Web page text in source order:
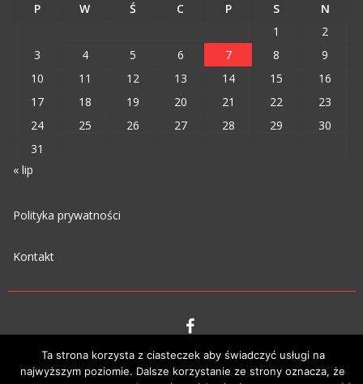
P W Ś C P S
N
1
2
3
4 5 6 7 8
9
10
11 12 13 14 15
16
17
18 19 20 21 22
23
24
25 26 27 28 29
30
31
« lip
Polityka prywatności
Kontakt
VIPM © 2023
Ta strona korzysta z ciasteczek aby świadczyć usługi na
najwyższym poziomie. Dalsze korzystanie ze strony oznacza, że